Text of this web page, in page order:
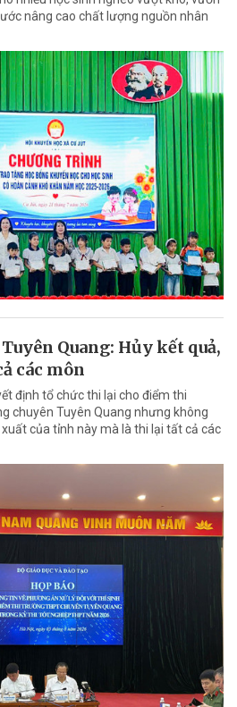
nâng cao chất lượng nguồn nhân
Quang: Hủy kết quả,
các môn
định tổ chức thi lại cho điểm thi
chuyên Tuyên Quang nhưng không
của tỉnh này mà là thi lại tất cả các